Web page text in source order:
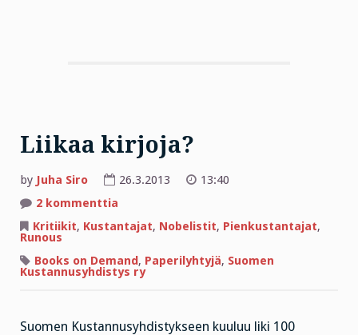
Liikaa kirjoja?
by Juha Siro 26.3.2013
13:40
2 kommenttia
kirjoja?
Kritiikit, Kustantajat, Nobelistit, Pienkustantajat,
Runous
Books on Demand, Paperilyhtyjä, Suomen
Kustannusyhdistys ry
Suomen Kustannusyhdistykseen kuuluu liki 100